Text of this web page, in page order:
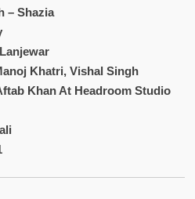
– Shazia
Khatri, Vishal Singh
Khan At Headroom Studio